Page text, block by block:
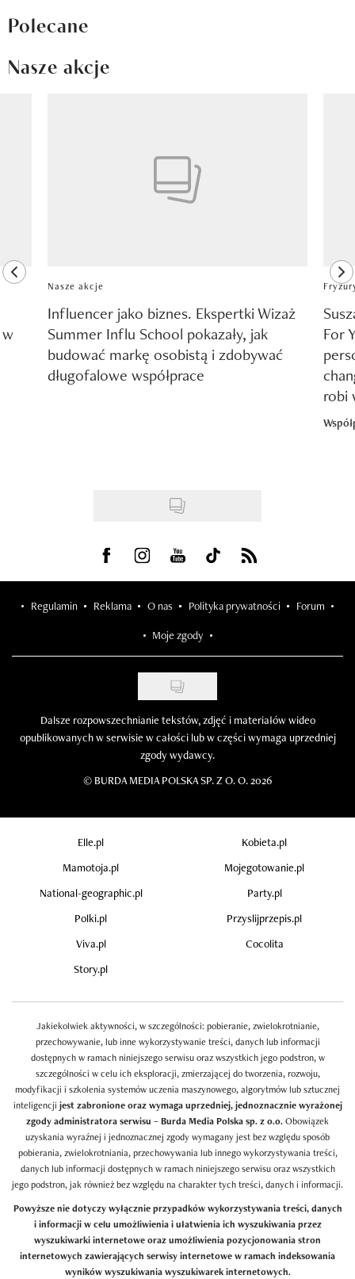
Polecane
Nasze akcje
previous element
Nasze akcje
Influencer jako biznes. Ekspertki Wizaż
Summer Influ School pokazały, jak
budować markę osobistą i zdobywać
długofalowe współprace
For
robi
Visit us on Facebook
Visit us on Instagram
Visit us on Youtube
Visit us on Tiktok
Visit us on Rss
Regulamin Reklama O nas Polityka prywatności Forum
Moje zgody
Dalsze rozpowszechnianie tekstów, zdjęć i materiałów wideo
opublikowanych w serwisie w całości lub w części wymaga uprzedniej
zgody wydawcy.
© BURDA MEDIA POLSKA SP. Z O. O. 2026
Elle.pl
Kobieta.pl
Mamotoja.pl
Mojegotowanie.pl
National-geographic.pl
Party.pl
Polki.pl
Przyslijprzepis.pl
Viva.pl
Cocolita
Story.pl
Jakiekolwiek aktywności, w szczególności: pobieranie, zwielokrotnianie,
przechowywanie, lub inne wykorzystywanie treści, danych lub informacji
dostępnych w ramach niniejszego serwisu oraz wszystkich jego podstron, w
szczególności w celu ich eksploracji, zmierzającej do tworzenia, rozwoju,
modyfikacji i szkolenia systemów uczenia maszynowego, algorytmów lub sztucznej
inteligencji jest zabronione oraz wymaga uprzedniej, jednoznacznie wyrażonej
zgody administratora serwisu – Burda Media Polska sp. z o.o.Obowiązek
uzyskania wyraźnej i jednoznacznej zgody wymagany jest bez względu sposób
pobierania, zwielokrotniania, przechowywania lub innego wykorzystywania treści,
danych lub informacji dostępnych w ramach niniejszego serwisu oraz wszystkich
jego podstron, jak również bez względu na charakter tych treści, danych i informacji.
Powyższe nie dotyczy wyłącznie przypadków wykorzystywania treści, danych
i informacji w celu umożliwienia i ułatwienia ich wyszukiwania przez
wyszukiwarki internetowe oraz umożliwienia pozycjonowania stron
internetowych zawierających serwisy internetowe w ramach indeksowania
wyników wyszukiwania wyszukiwarek internetowych.